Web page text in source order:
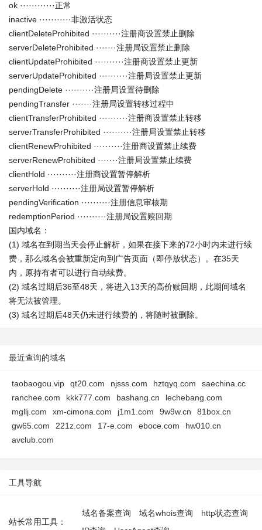
ok ············正常
inactive ···········非激活状态
clientDeleteProhibited ··········注册商设置禁止删除
serverDeleteProhibited ·······注册局设置禁止删除
clientUpdateProhibited ··········注册商设置禁止更新
serverUpdateProhibited ··········注册局设置禁止更新
pendingDelete ··········注册局设置待删除
pendingTransfer ·······注册局设置转移过程中
clientTransferProhibited ··········注册商设置禁止转移
serverTransferProhibited ··········注册局设置禁止转移
clientRenewProhibited ··········注册商设置禁止续费
serverRenewProhibited ·······注册局设置禁止续费
clientHold ··········注册商设置暂停解析
serverHold ··········注册局设置暂停解析
pendingVerification ··········注册信息审核期
redemptionPeriod ··········注册局设置赎回期
国内域名：
(1) 域名在到期当天会停止解析，如果在接下来的72小时内未进行续
费，那么域名会被重新定向到广告页面（即停放状态）。在35天
内，原持有者可以进行自动续费。
(2) 域名过期后36至48天，将进入13天的高价赎回期，此期间域名
将无法被管理。
(3) 域名过期后48天仍未进行续费的，将随时被删除。
最近查询的域名
taobaogou.vip qt20.com njsss.com hztqyq.com
saechina.cc
ranchee.com
kkk777.com bashang.cn
lechebang.com
mgllj.com
xm-cimona.com j1m1.com 9w9w.cn
81box.cn
gw65.com
221z.com 17-e.com eboce.com
hw010.cn
avclub.com
工具导航
站长常用工具：
域名备案查询 域名whois查询
http状态查询